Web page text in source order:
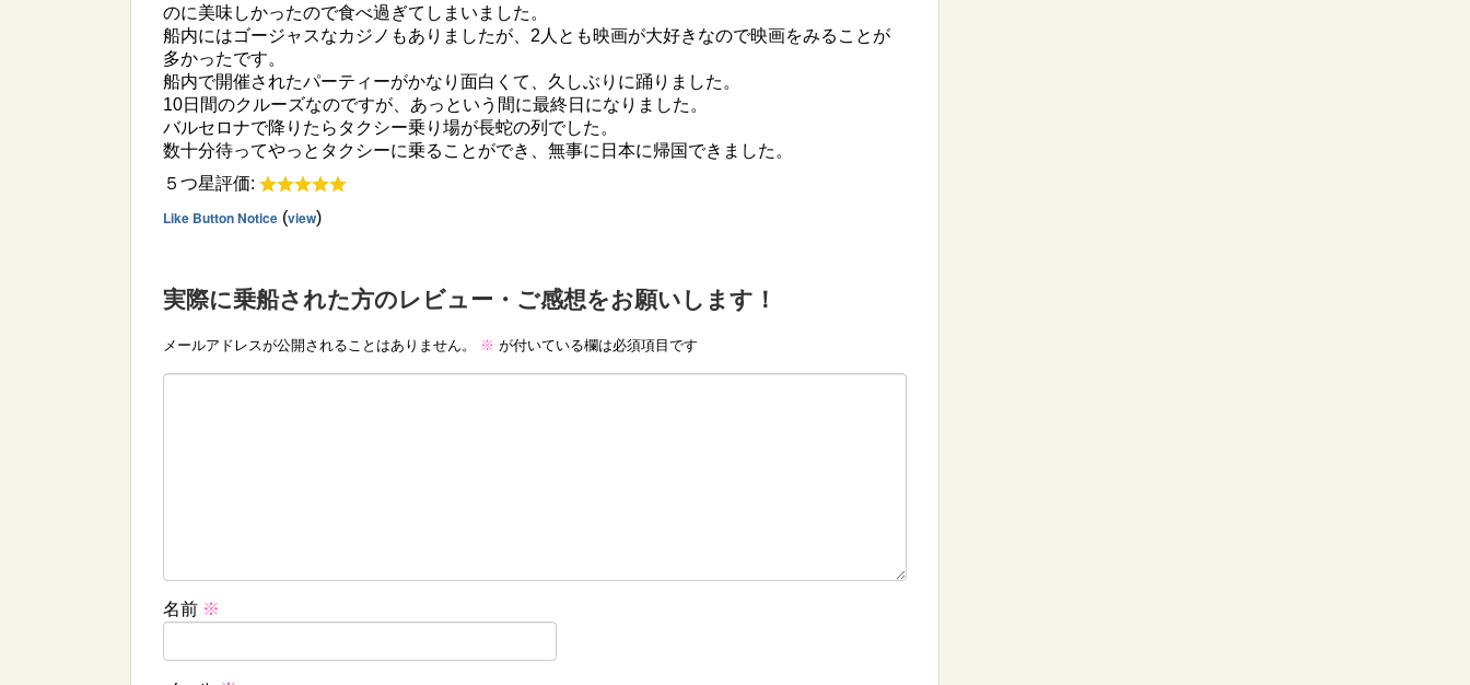
のに美味しかったので食べ過ぎてしまいました。
船内にはゴージャスなカジノもありましたが、2人とも映画が大好きなので映画をみることが
多かったです。
船内で開催されたパーティーがかなり面白くて、久しぶりに踊りました。
10日間のクルーズなのですが、あっという間に最終日になりました。
バルセロナで降りたらタクシー乗り場が長蛇の列でした。
数十分待ってやっとタクシーに乗ることができ、無事に日本に帰国できました。
５つ星評価:
Like Button Notice (view)
実際に乗船された方のレビュー・ご感想をお願いします！
メールアドレスが公開されることはありません。 ※ が付いている欄は必須項目です
名前 ※